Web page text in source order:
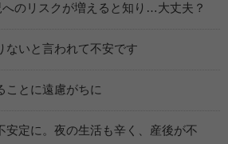
へのリスクが増えると知り…大丈夫？
ないと言われて不安です
ことに遠慮がちに
安定に。夜の生活も辛く、産後が不